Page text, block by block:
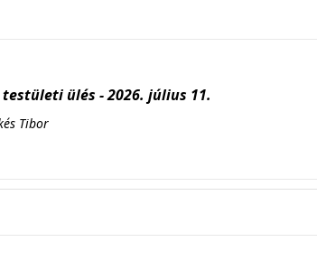
ülés - 2026. július 11.
Tibor